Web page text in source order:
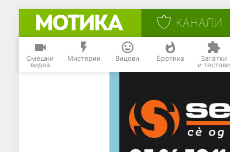
КАНАЛИ
Смешни
видеа
Мистерии Вицови Еротика Загатки
и тестови